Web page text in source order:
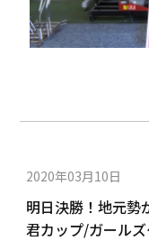
2020年03月10日
明日決勝！地元
君カップ/ガール